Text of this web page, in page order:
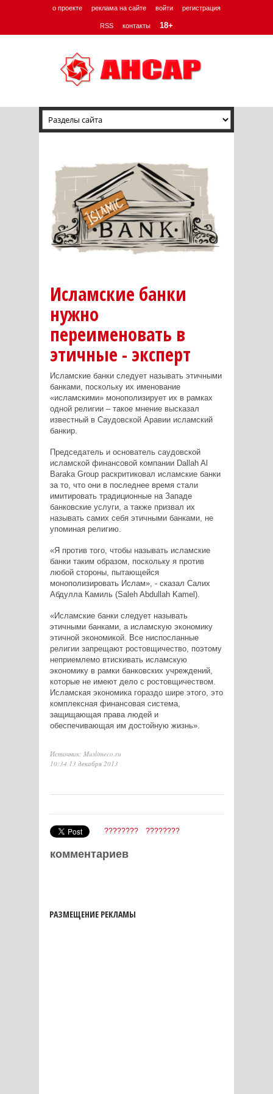
о проекте реклама на сайте войти регистрация
RSS контакты 18+
Исламские банки
нужно
переименовать в
этичные - эксперт
Исламские банки следует называть этичными
банками, поскольку их именование
«исламскими» монополизирует их в рамках
одной религии – такое мнение высказал
известный в Саудовской Аравии исламский
банкир.
Председатель и основатель саудовской
исламской финансовой компании Dallah Al
Baraka Group раскритиковал исламские банки
за то, что они в последнее время стали
имитировать традиционные на Западе
банковские услуги, а также призвал их
называть самих себя этичными банками, не
упоминая религию.
«Я против того, чтобы называть исламские
банки таким образом, поскольку я против
любой стороны, пытающейся
монополизировать Ислам», - сказал Салих
Абдулла Камиль (Saleh Abdullah Kamel).
«Исламские банки следует называть
этичными банками, а исламскую экономику
этичной экономикой. Все ниспосланные
религии запрещают ростовщичество, поэтому
неприемлемо втискивать исламскую
экономику в рамки банковских учреждений,
которые не имеют дело с ростовщичеством.
Исламская экономика гораздо шире этого, это
комплексная финансовая система,
защищающая права людей и
обеспечивающая им достойную жизнь».
Источник: Muslimeco.ru
10:34 13 декабря 2013
???????? ????????
комментариев
РАЗМЕЩЕНИЕ РЕКЛАМЫ